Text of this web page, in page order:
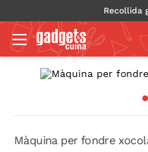
Recollida
Màquina per fondre